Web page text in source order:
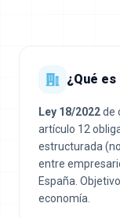
¿Qué es
Ley 18/2022de
artículo 12
estructurada
entre
España.
economía.